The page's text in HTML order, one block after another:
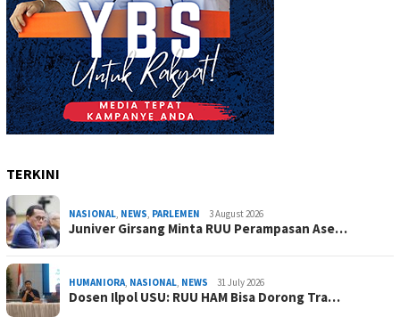
TERKINI
NASIONAL NEWS PARLEMEN 3 August 2026
Juniver Girsang Minta RUU Perampasan Ase…
HUMANIORA NASIONAL NEWS 31 July 2026
Dosen Ilpol USU: RUU HAM Bisa Dorong Tra…